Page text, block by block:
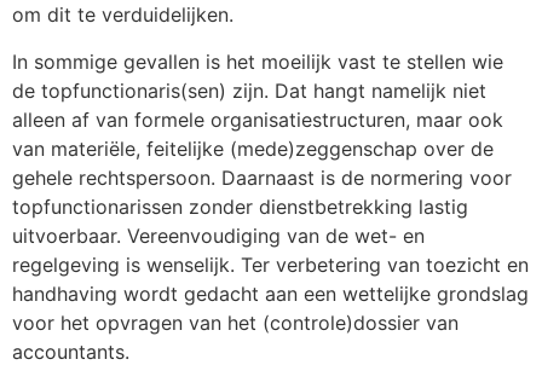
om dit te verduidelijken.
In sommige gevallen is het moeilijk vast te stellen wie
de topfunctionaris(sen) zijn. Dat hangt namelijk niet
alleen af van formele organisatiestructuren, maar ook
van materiële, feitelijke (mede)zeggenschap over de
gehele rechtspersoon. Daarnaast is de normering voor
topfunctionarissen zonder dienstbetrekking lastig
uitvoerbaar. Vereenvoudiging van de wet- en
regelgeving is wenselijk. Ter verbetering van toezicht en
handhaving wordt gedacht aan een wettelijke grondslag
voor het opvragen van het (controle)dossier van
accountants.